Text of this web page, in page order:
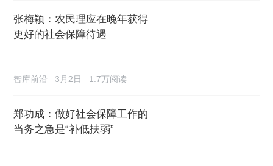
张梅颖：农民理应在晚年获得
更好的社会保障待遇
智库前沿 3月2日 1.7万阅读
郑功成：做好社会保障工作的
当务之急是“补低扶弱”